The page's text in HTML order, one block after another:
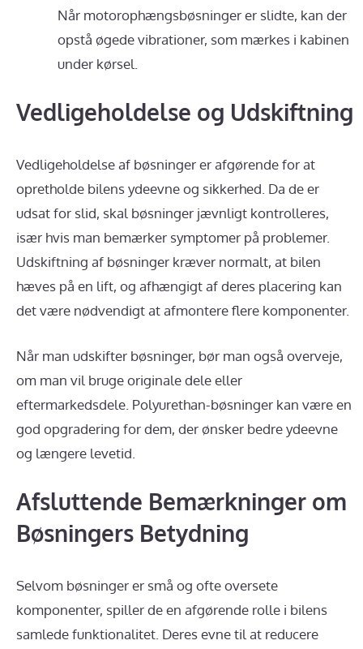
Når motorophængsbøsninger er slidte, kan der
opstå øgede vibrationer, som mærkes i kabinen
under kørsel.
Vedligeholdelse og Udskiftning
Vedligeholdelse af bøsninger er afgørende for at
opretholde bilens ydeevne og sikkerhed. Da de er
udsat for slid, skal bøsninger jævnligt kontrolleres,
især hvis man bemærker symptomer på problemer.
Udskiftning af bøsninger kræver normalt, at bilen
hæves på en lift, og afhængigt af deres placering kan
det være nødvendigt at afmontere flere komponenter.
Når man udskifter bøsninger, bør man også overveje,
om man vil bruge originale dele eller
eftermarkedsdele. Polyurethan-bøsninger kan være en
god opgradering for dem, der ønsker bedre ydeevne
og længere levetid.
Afsluttende Bemærkninger om
Bøsningers Betydning
Selvom bøsninger er små og ofte oversete
komponenter, spiller de en afgørende rolle i bilens
samlede funktionalitet. Deres evne til at reducere